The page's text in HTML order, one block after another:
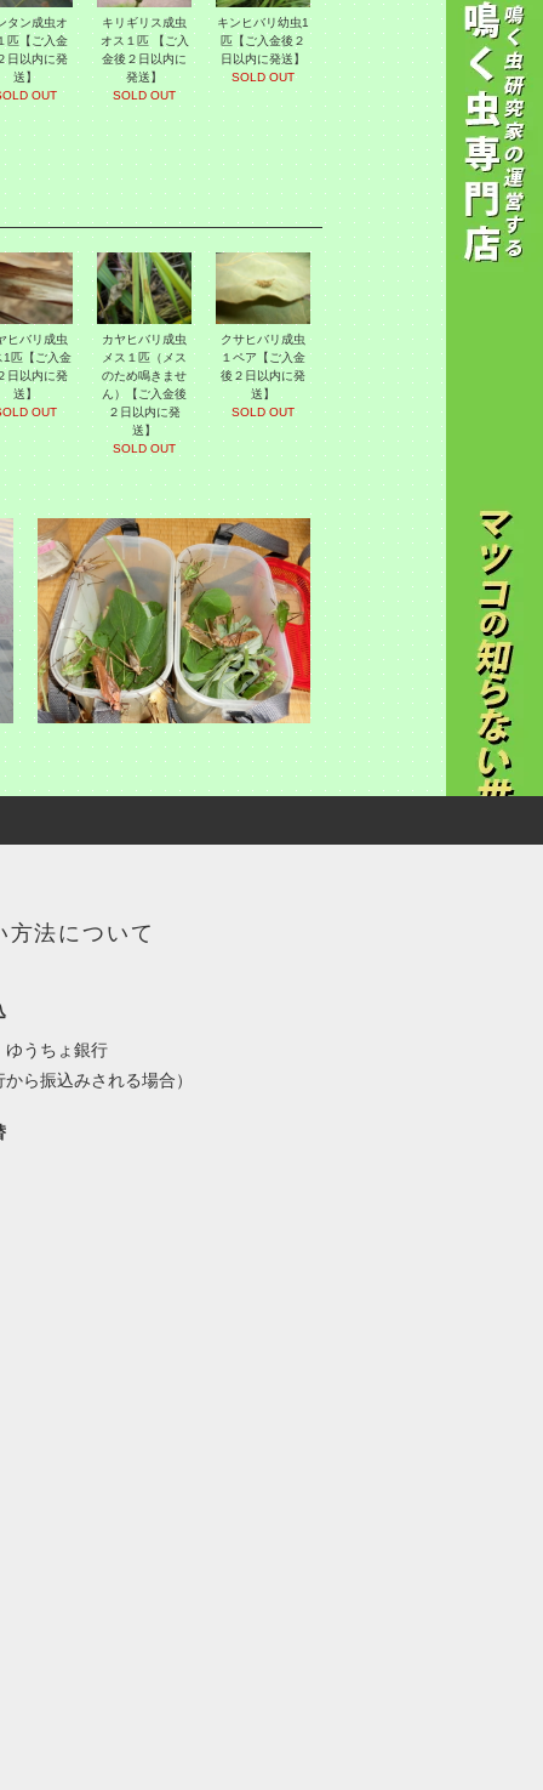
タン成虫オ
匹【ご入金
日以内に発
送】
OUT
キリギリス成虫
オス１匹 【ご入
金後２日以内に
発送】
SOLD OUT
キンヒバリ幼虫1
匹【ご入金後２
日以内に発送】
SOLD OUT
ヒバリ成虫
1匹【ご入金
日以内に発
送】
OUT
カヤヒバリ成虫
メス１匹（メス
のため鳴きませ
ん）【ご入金後
２日以内に発
送】
SOLD OUT
クサヒバリ成虫
１ペア【ご入金
後２日以内に発
送】
SOLD OUT
方法について
ゆうちょ銀行
から振込みされる場合）